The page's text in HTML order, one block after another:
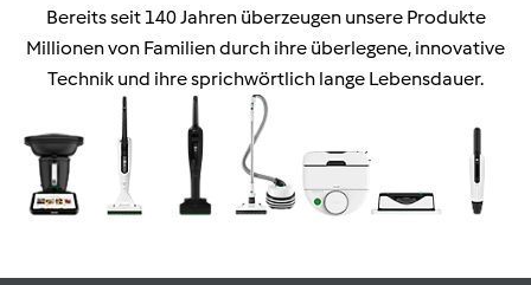
Bereits seit 140 Jahren überzeugen unsere Produkte
Millionen von Familien durch ihre überlegene, innovative
Technik und ihre sprichwörtlich lange Lebensdauer.